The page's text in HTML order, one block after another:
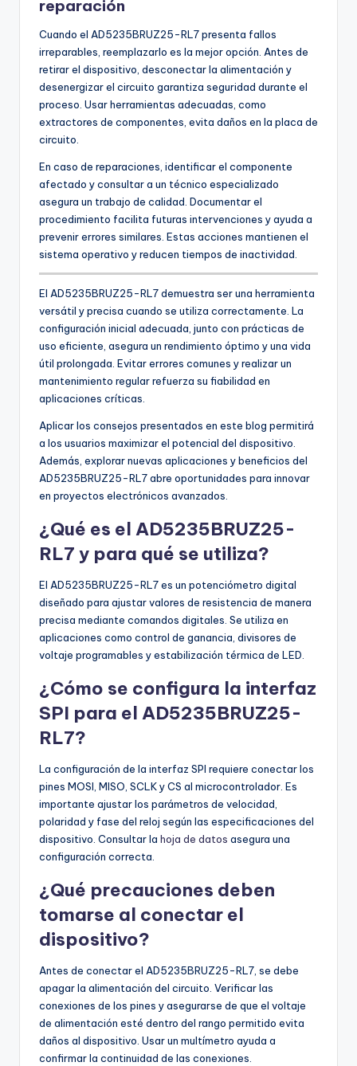
reparación
Cuando el AD5235BRUZ25-RL7 presenta fallos
irreparables, reemplazarlo es la mejor opción. Antes de
retirar el dispositivo, desconectar la alimentación y
desenergizar el circuito garantiza seguridad durante el
proceso. Usar herramientas adecuadas, como
extractores de componentes, evita daños en la placa de
circuito.
En caso de reparaciones, identificar el componente
afectado y consultar a un técnico especializado
asegura un trabajo de calidad. Documentar el
procedimiento facilita futuras intervenciones y ayuda a
prevenir errores similares. Estas acciones mantienen el
sistema operativo y reducen tiempos de inactividad.
El AD5235BRUZ25-RL7 demuestra ser una herramienta
versátil y precisa cuando se utiliza correctamente. La
configuración inicial adecuada, junto con prácticas de
uso eficiente, asegura un rendimiento óptimo y una vida
útil prolongada. Evitar errores comunes y realizar un
mantenimiento regular refuerza su fiabilidad en
aplicaciones críticas.
Aplicar los consejos presentados en este blog permitirá
a los usuarios maximizar el potencial del dispositivo.
Además, explorar nuevas aplicaciones y beneficios del
AD5235BRUZ25-RL7 abre oportunidades para innovar
en proyectos electrónicos avanzados.
¿Qué es el AD5235BRUZ25-
RL7 y para qué se utiliza?
El AD5235BRUZ25-RL7 es un potenciómetro digital
diseñado para ajustar valores de resistencia de manera
precisa mediante comandos digitales. Se utiliza en
aplicaciones como control de ganancia, divisores de
voltaje programables y estabilización térmica de LED.
¿Cómo se configura la interfaz
SPI para el AD5235BRUZ25-
RL7?
La configuración de la interfaz SPI requiere conectar los
pines MOSI, MISO, SCLK y CS al microcontrolador. Es
importante ajustar los parámetros de velocidad,
polaridad y fase del reloj según las especificaciones del
dispositivo. Consultar la hoja de datos asegura una
configuración correcta.
¿Qué precauciones deben
tomarse al conectar el
dispositivo?
Antes de conectar el AD5235BRUZ25-RL7, se debe
apagar la alimentación del circuito. Verificar las
conexiones de los pines y asegurarse de que el voltaje
de alimentación esté dentro del rango permitido evita
daños al dispositivo. Usar un multímetro ayuda a
confirmar la continuidad de las conexiones.